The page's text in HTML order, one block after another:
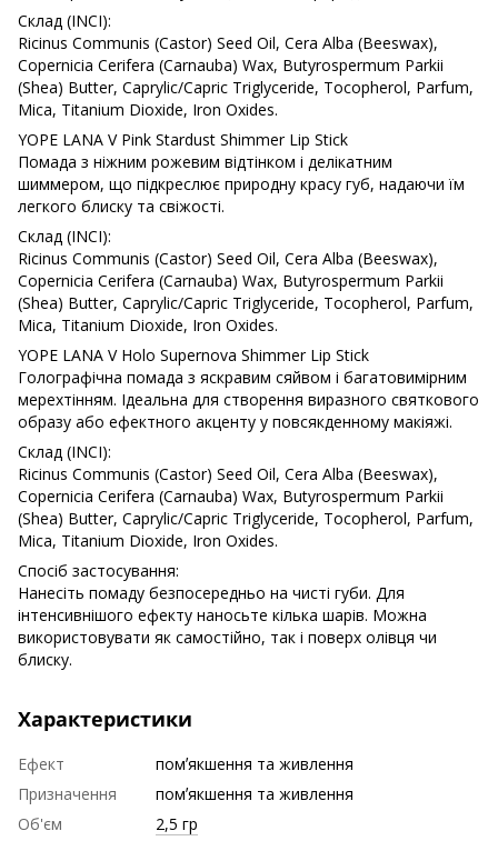
Склад (INCI):
Ricinus Communis (Castor) Seed Oil, Cera Alba (Beeswax),
Copernicia Cerifera (Carnauba) Wax, Butyrospermum Parkii
(Shea) Butter, Caprylic/Capric Triglyceride, Tocopherol, Parfum,
Mica, Titanium Dioxide, Iron Oxides.
YOPE LANA V Pink Stardust Shimmer Lip Stick
Помада з ніжним рожевим відтінком і делікатним
шиммером, що підкреслює природну красу губ, надаючи їм
легкого блиску та свіжості.
Склад (INCI):
Ricinus Communis (Castor) Seed Oil, Cera Alba (Beeswax),
Copernicia Cerifera (Carnauba) Wax, Butyrospermum Parkii
(Shea) Butter, Caprylic/Capric Triglyceride, Tocopherol, Parfum,
Mica, Titanium Dioxide, Iron Oxides.
YOPE LANA V Holo Supernova Shimmer Lip Stick
Голографічна помада з яскравим сяйвом і багатовимірним
мерехтінням. Ідеальна для створення виразного святкового
образу або ефектного акценту у повсякденному макіяжі.
Склад (INCI):
Ricinus Communis (Castor) Seed Oil, Cera Alba (Beeswax),
Copernicia Cerifera (Carnauba) Wax, Butyrospermum Parkii
(Shea) Butter, Caprylic/Capric Triglyceride, Tocopherol, Parfum,
Mica, Titanium Dioxide, Iron Oxides.
Спосіб застосування:
Нанесіть помаду безпосередньо на чисті губи. Для
інтенсивнішого ефекту наносьте кілька шарів. Можна
використовувати як самостійно, так і поверх олівця чи
блиску.
Характеристики
Ефект
помʼякшення та живлення
Призначення
помʼякшення та живлення
Об'єм
2,5 гр